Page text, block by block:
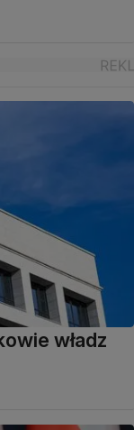
władz